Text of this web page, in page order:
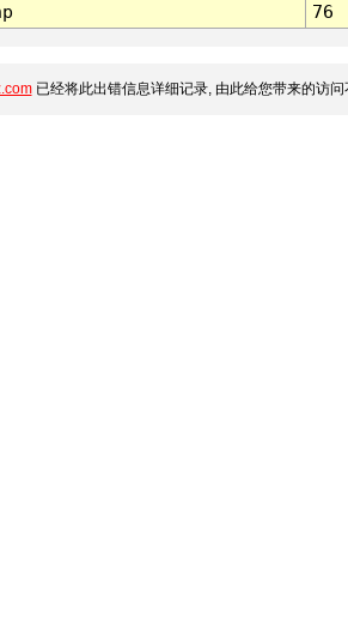
76
已经将此出错信息详细记录, 由此给您带来的访问